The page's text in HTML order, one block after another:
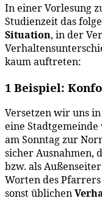
In einer Vorlesung
Studienzeit das
Situation, in der
kaum auftreten:
1 Beispiel:
Versetzen wir uns
eine
am Sonntag zur
sicher Ausnahmen,
bzw. als
Worten des
sonst üblichen